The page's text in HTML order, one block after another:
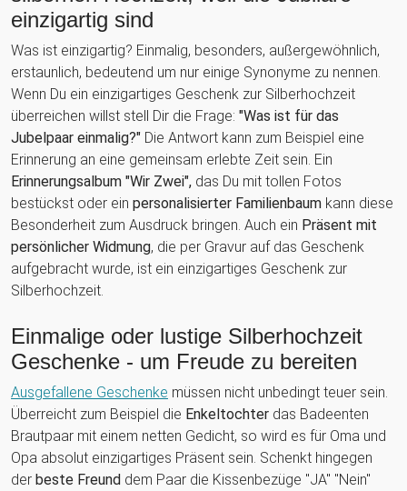
einzigartig sind
Was ist einzigartig? Einmalig, besonders, außergewöhnlich,
erstaunlich, bedeutend um nur einige Synonyme zu nennen.
Wenn Du ein einzigartiges Geschenk zur Silberhochzeit
überreichen willst stell Dir die Frage: "Was ist für das
Jubelpaar einmalig?" Die Antwort kann zum Beispiel eine
Erinnerung an eine gemeinsam erlebte Zeit sein. Ein
Erinnerungsalbum "Wir Zwei", das Du mit tollen Fotos
bestückst oder ein personalisierter Familienbaum kann diese
Besonderheit zum Ausdruck bringen. Auch ein Präsent mit
persönlicher Widmung, die per Gravur auf das Geschenk
aufgebracht wurde, ist ein einzigartiges Geschenk zur
Silberhochzeit.
Einmalige oder lustige Silberhochzeit
Geschenke - um Freude zu bereiten
Ausgefallene Geschenke müssen nicht unbedingt teuer sein.
Überreicht zum Beispiel die Enkeltochter das Badeenten
Brautpaar mit einem netten Gedicht, so wird es für Oma und
Opa absolut einzigartiges Präsent sein. Schenkt hingegen
der beste Freund dem Paar die Kissenbezüge "JA" "Nein"